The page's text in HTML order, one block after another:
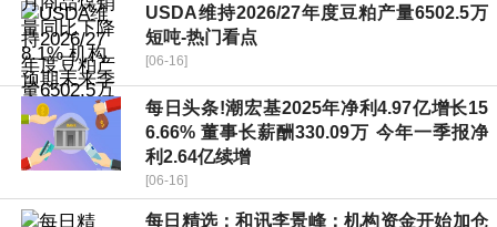
USDA维持2026/27年度豆粕产量6502.5万
短吨-热门看点
[06-16]
每日头条!潮宏基2025年净利4.97亿增长15
6.66% 董事长薪酬330.09万 今年一季报净
利2.64亿续增
[06-16]
每日精选：和讯李景峰：机构资金开始加仓